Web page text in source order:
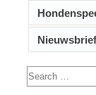
Nieuwsbrief
Search
for: